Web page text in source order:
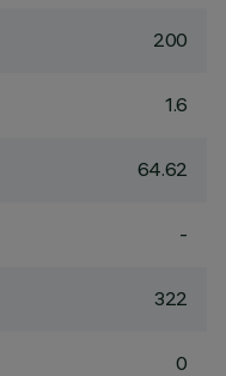
200
1.6
64.62
-
322
0